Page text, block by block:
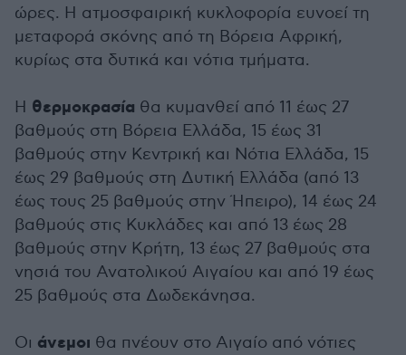
ώρες. Η ατμοσφαιρική κυκλοφορία ευνοεί τη
μεταφορά σκόνης από τη Βόρεια Αφρική,
κυρίως στα δυτικά και νότια τμήματα.
Η θερμοκρασία θα κυμανθεί από 11 έως 27
βαθμούς στη Βόρεια Ελλάδα, 15 έως 31
βαθμούς στην Κεντρική και Νότια Ελλάδα, 15
έως 29 βαθμούς στη Δυτική Ελλάδα (από 13
έως τους 25 βαθμούς στην Ήπειρο), 14 έως 24
βαθμούς στις Κυκλάδες και από 13 έως 28
βαθμούς στην Κρήτη, 13 έως 27 βαθμούς στα
νησιά του Ανατολικού Αιγαίου και από 19 έως
25 βαθμούς στα Δωδεκάνησα.
Οι άνεμοι θα πνέουν στο Αιγαίο από νότιες